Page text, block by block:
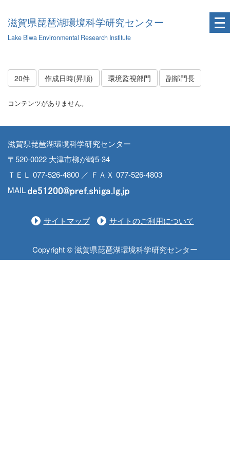
滋賀県琵琶湖環境科学研究センター
Lake Biwa Environmental Research Institute
20件 作成日時(昇順) 環境監視部門 副部門長
コンテンツがありません。
滋賀県琵琶湖環境科学研究センター
〒520-0022 大津市柳が崎5-34
ＴＥＬ 077-526-4800 ／ ＦＡＸ 077-526-4803
MAIL
サイトマップ サイトのご利用について
Copyright © 滋賀県琵琶湖環境科学研究センター